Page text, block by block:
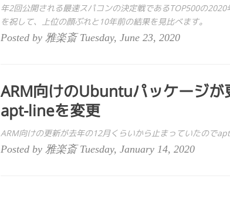
年2回公開される最速スパコンの決定戦であるTOP500の
を祝して、上位の顔ぶれと10年前の結果を見比べます。
Posted by 雅楽斎 Tuesday, June 23, 2020
ARM向けのUbuntuパッケージが
apt-lineを変更
ARM向けの更新が去年の12月くらいから止まっていたので
Posted by 雅楽斎 Tuesday, January 14, 2020